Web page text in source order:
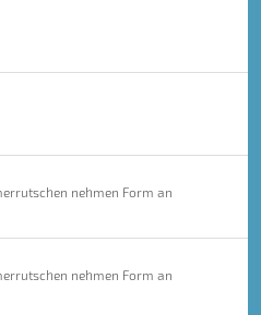
nehmen Form an
nehmen Form an